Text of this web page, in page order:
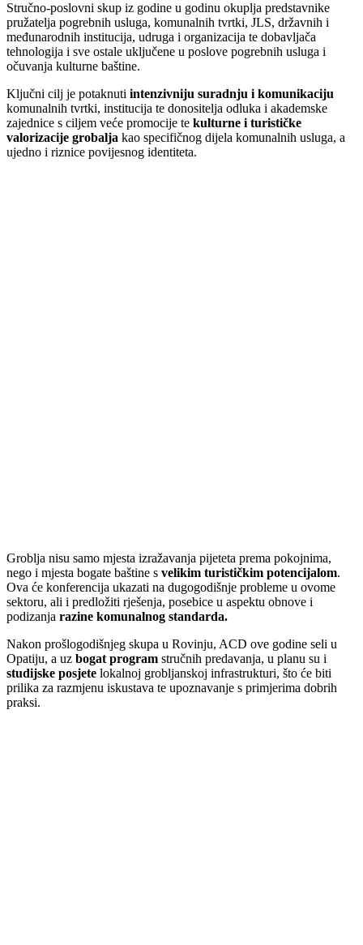
Stručno-poslovni skup iz godine u godinu okuplja predstavnike
pružatelja pogrebnih usluga, komunalnih tvrtki, JLS, državnih i
međunarodnih institucija, udruga i organizacija te dobavljača
tehnologija i sve ostale uključene u poslove pogrebnih usluga i
očuvanja kulturne baštine.
Ključni cilj je potaknuti intenzivniju suradnju i komunikaciju
komunalnih tvrtki, institucija te donositelja odluka i akademske
zajednice s ciljem veće promocije te kulturne i turističke
valorizacije grobalja kao specifičnog dijela komunalnih usluga, a
ujedno i riznice povijesnog identiteta.
Groblja nisu samo mjesta izražavanja pijeteta prema pokojnima,
nego i mjesta bogate baštine s velikim turističkim potencijalom.
Ova će konferencija ukazati na dugogodišnje probleme u ovome
sektoru, ali i predložiti rješenja, posebice u aspektu obnove i
podizanja razine komunalnog standarda.
Nakon prošlogodišnjeg skupa u Rovinju, ACD ove godine seli u
Opatiju, a uz bogat program stručnih predavanja, u planu su i
studijske posjete lokalnoj grobljanskoj infrastrukturi, što će biti
prilika za razmjenu iskustava te upoznavanje s primjerima dobrih
praksi.